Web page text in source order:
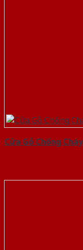
Cửa Gỗ Chống